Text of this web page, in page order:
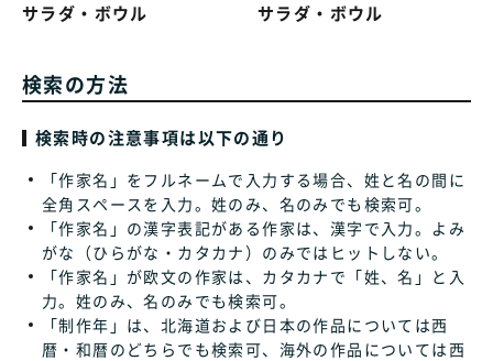
サラダ・ボウル サラダ・ボウル
検索の方法
検索時の注意事項は以下の通り
「作家名」をフルネームで入力する場合、姓と名の間に
全角スペースを入力。姓のみ、名のみでも検索可。
「作家名」の漢字表記がある作家は、漢字で入力。よみ
がな（ひらがな・カタカナ）のみではヒットしない。
「作家名」が欧文の作家は、カタカナで「姓、名」と入
力。姓のみ、名のみでも検索可。
「制作年」は、北海道および日本の作品については西
暦・和暦のどちらでも検索可、海外の作品については西